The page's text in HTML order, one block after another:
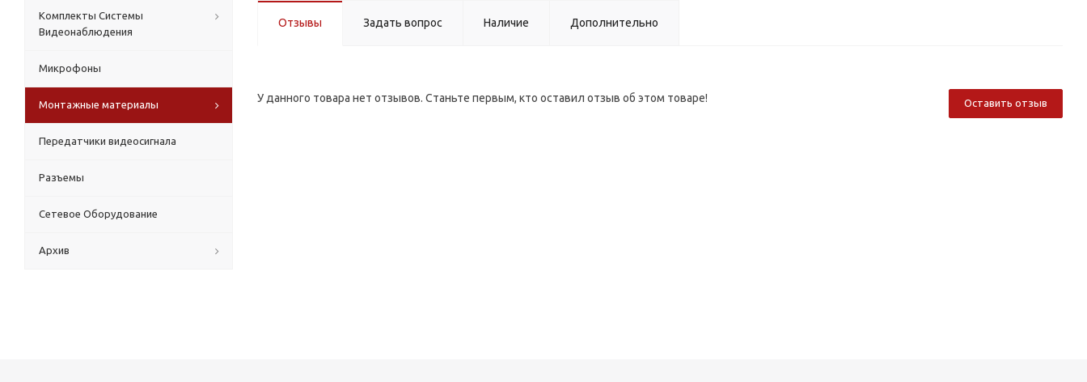
Отзывы Задать вопрос Наличие Дополнительно
Оставить отзыв
У данного товара нет отзывов. Станьте первым, кто оставил отзыв об этом товаре!
Комплекты Системы
Видеонаблюдения
Микрофоны
Монтажные материалы
Передатчики видеосигнала
Разъемы
Сетевое Оборудование
Архив